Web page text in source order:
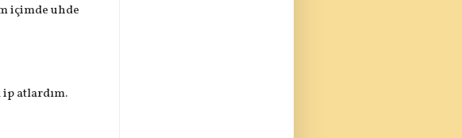
içimde uhde
atlardım.